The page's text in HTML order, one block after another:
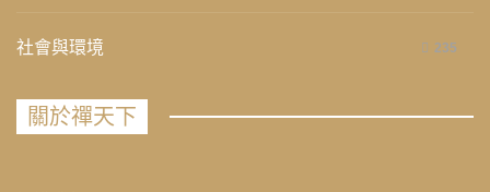
社會與環境 235
關於禪天下